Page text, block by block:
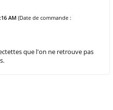
AM (Date de commande :
que l'on ne retrouve pas